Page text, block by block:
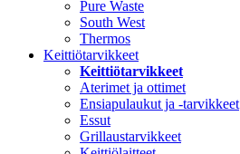
Pure Waste
South West
Thermos
Keittiötarvikkeet
Keittiötarvikkeet
Aterimet ja ottimet
Ensiapulaukut ja -tarvikkeet
Essut
Grillaustarvikkeet